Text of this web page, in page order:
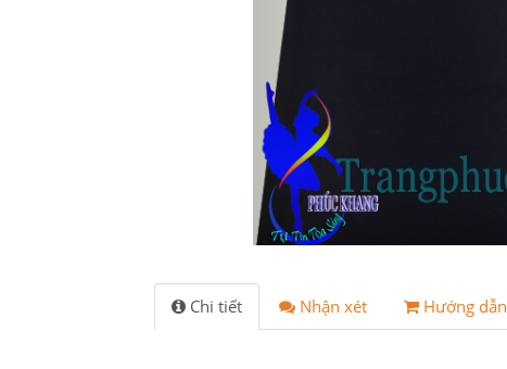
Chi tiết Nhận xét Hướng dẫn